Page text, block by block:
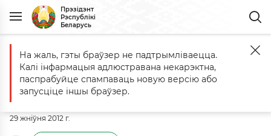
Прэзідэнт
Рэспублікі
Беларусь
Галоўная Падзеі Аляксандр Лукашэнка падпісаў Жыллёвы
Аляксандр Лукашэнка падпісаў
Жыллёвы кодэкс
29 жніўня 2012 г.
На жаль, гэты браўзер не падтрымліваецца.
Калі інфармацыя адлюстравана некарэктна,
паспрабуйце спампаваць новую версію або
запусціце іншы браўзер.